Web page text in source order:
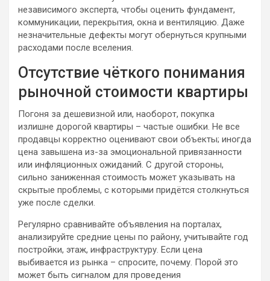
независимого эксперта, чтобы оценить фундамент,
коммуникации, перекрытия, окна и вентиляцию. Даже
незначительные дефекты могут обернуться крупными
расходами после вселения.
Отсутствие чёткого понимания
рыночной стоимости квартиры
Погоня за дешевизной или, наоборот, покупка
излишне дорогой квартиры – частые ошибки. Не все
продавцы корректно оценивают свои объекты; иногда
цена завышена из-за эмоциональной привязанности
или инфляционных ожиданий. С другой стороны,
сильно заниженная стоимость может указывать на
скрытые проблемы, с которыми придётся столкнуться
уже после сделки.
Регулярно сравнивайте объявления на порталах,
анализируйте средние цены по району, учитывайте год
постройки, этаж, инфраструктуру. Если цена
выбивается из рынка – спросите, почему. Порой это
может быть сигналом для проведения